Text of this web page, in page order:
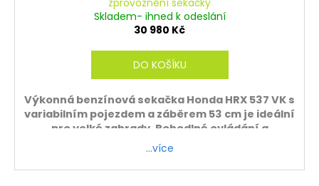
zprovoznění sekačky
Skladem- ihned k odeslání
30 980 Kč
DO KOŠÍKU
Výkonná benzínová sekačka Honda HRX 537 VK s
variabilním pojezdem a záběrem 53 cm je ideální
pro velké zahrady. Pohodlné ovládání a
spolehlivý motor Honda zajišťují perfektní
…více